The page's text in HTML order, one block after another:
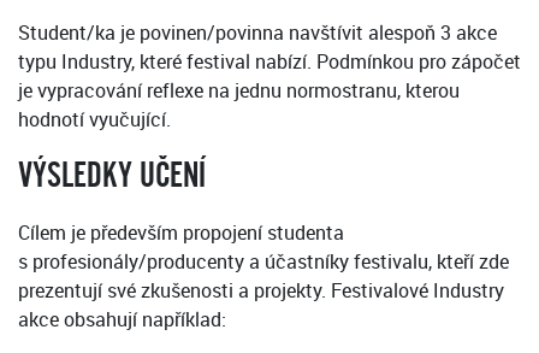
Student/ka je povinen/povinna navštívit alespoň 3 akce
typu Industry, které festival nabízí. Podmínkou pro zápočet
je vypracování reflexe na jednu normostranu, kterou
hodnotí vyučující.
VÝSLEDKY UČENÍ
Cílem je především propojení studenta
s profesionály/producenty a účastníky festivalu, kteří zde
prezentují své zkušenosti a projekty. Festivalové Industry
akce obsahují například: